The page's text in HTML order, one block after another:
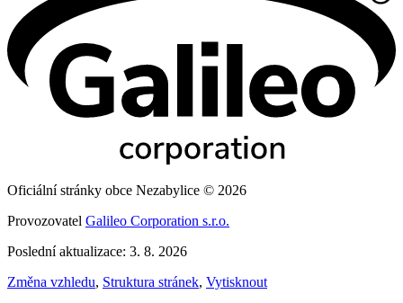
Oficiální stránky obce Nezabylice © 2026
Provozovatel Galileo Corporation s.r.o.
Poslední aktualizace: 3. 8. 2026
Změna vzhledu, Struktura stránek, Vytisknout